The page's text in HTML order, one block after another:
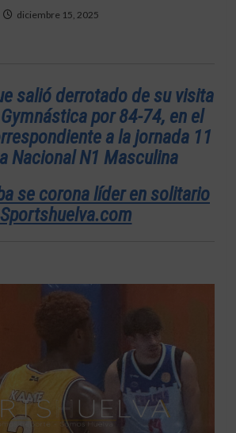
diciembre 15, 2025
salió derrotado de su visita
por 84-74, en el
a la jornada 11
Nacional N1 Masculina
se corona líder en solitario